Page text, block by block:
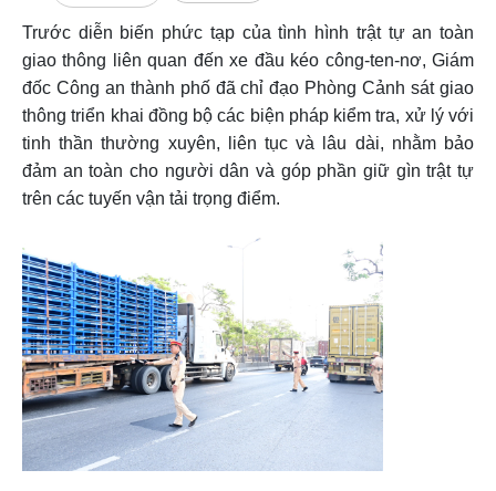
Trước diễn biến phức tạp của tình hình trật tự an toàn
giao thông liên quan đến xe đầu kéo công-ten-nơ, Giám
đốc Công an thành phố đã chỉ đạo Phòng Cảnh sát giao
thông triển khai đồng bộ các biện pháp kiểm tra, xử lý với
tinh thần thường xuyên, liên tục và lâu dài, nhằm bảo
đảm an toàn cho người dân và góp phần giữ gìn trật tự
trên các tuyến vận tải trọng điểm.